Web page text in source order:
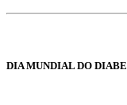
DIA MUNDIAL DO